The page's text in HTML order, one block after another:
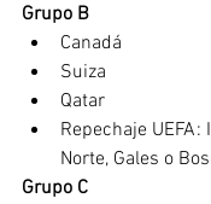
Grupo B
Canadá
Suiza
Qatar
Repechaje
Norte, Gales o
Grupo C